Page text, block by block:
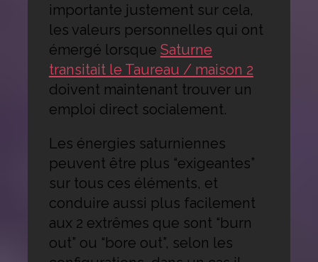
importante justement sur cela,
les valeurs personnelles qui ont
émergé lorsque Saturne
transitait le Taureau / maison 2
doivent maintenant trouver un
emploi direct socialement.
Les énergies saturniennes
peuvent être plus “exigeantes”
sur tous ces éléments, et
conduire aussi plus facilement
aux 2 extrêmes que sont “burn
out” ou “bore out”, selon les